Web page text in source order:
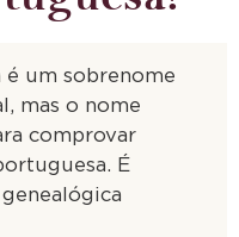
é um sobrenome
mas o nome
comprovar
É